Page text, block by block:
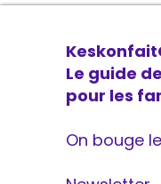
Le guide
pour les
On bouge